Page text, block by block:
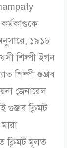
অনুসারে, ১৯১৮
শিল্পী ইগন
শিল্পী গুস্তাব
জেনারেল
ক্লিমট
ক্লিমট মূলত